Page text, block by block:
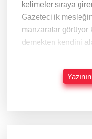
kelimeler sıraya
Gazetecilik
manzaralar görüyor
demekten kendini